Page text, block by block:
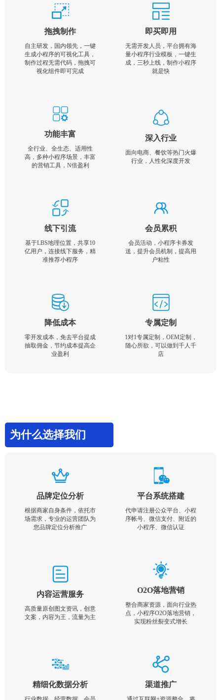
拖拽制作
自主研发，国内领先，一键
生成小程序的可视化工具，
制作过程无需代码，拖拽可
视化组件即可完成
即买即用
无需开发人员，平台拥有海
量小程序行业模板，一键生
成，三秒上线，制作小程序
就是快
功能丰富
全行业、全生态、适用性
高，多种小程序场景，丰富
的营销工具，N倍盈利
深入行业
面向电商、餐饮等热门火爆
行业，人性化深度开发
线下引流
基于LBS地理位置，共享10
亿用户，连接线下服务，精
准推荐小程序
会员累积
会员活动，小程序卡券发
送，提升会员机制，提高用
户粘性
降低成本
零开发成本，免去平台提成
抽取佣金，节约成本提高企
业盈利
专属定制
1对1专属定制，OEM定制，
随心所欲，可以做到千人千
店
为什么选择我们
品牌定位分析
根据商家自身条件，依托市
场需求，专业的运营团队为
您品牌定位分析推广
平台系统搭建
代申请注册公众平台、小程
序帐号、微信支付、附近的
小程序、微信认证
内容运营服务
高质量原创图文资讯，创意
文案，内容为王，流量为主
O2O落地营销
整合商家资源，面向行业热
点，小程序O2O落地营销，
实现粉丝裂变式增长
精细化数据分析 渠道推广